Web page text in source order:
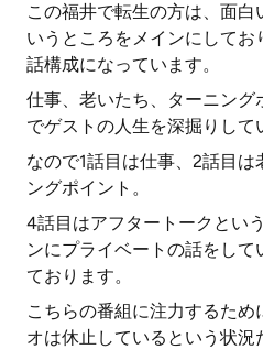
この福井で転生の方は、面白
いうところをメインにして
話構成になっています。
仕事、老いたち、ターニング
でゲストの人生を深掘りして
なので1話目は仕事、2話目
ングポイント。
4話目はアフタートークとい
ンにプライベートの話をし
ております。
こちらの番組に注力するた
オは休止しているという状況